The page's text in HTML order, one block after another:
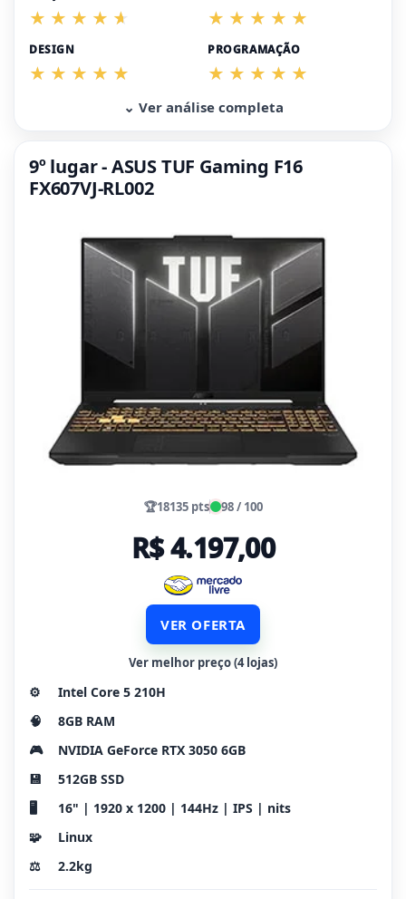
DESIGN PROGRAMAÇÃO
⌄ Ver análise completa
9º lugar - ASUS TUF Gaming F16
FX607VJ-RL002
🏆18135 pts 98 / 100
R$ 4.197,00
VER OFERTA
Ver melhor preço (4 lojas)
⚙️
Intel Core 5 210H
🧠
8GB RAM
🎮
NVIDIA GeForce RTX 3050 6GB
💾
512GB SSD
🖥️
16" | 1920 x 1200 | 144Hz | IPS | nits
🧩
Linux
⚖️
2.2kg